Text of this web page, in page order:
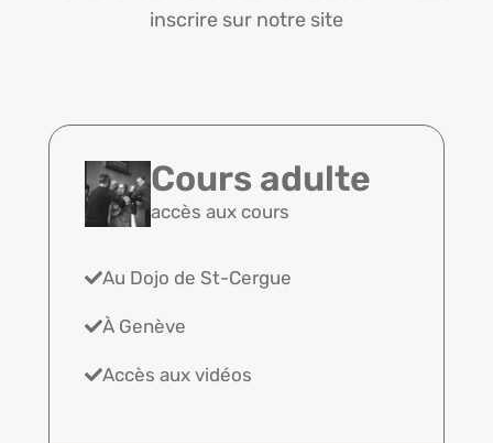
inscrire sur notre site
Cours adulte
accès aux cours
Au Dojo de St-Cergue
À Genève
Accès aux vidéos